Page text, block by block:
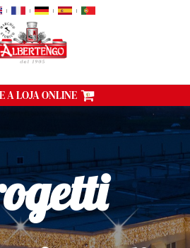
| | | |
A LOJA ONLINE